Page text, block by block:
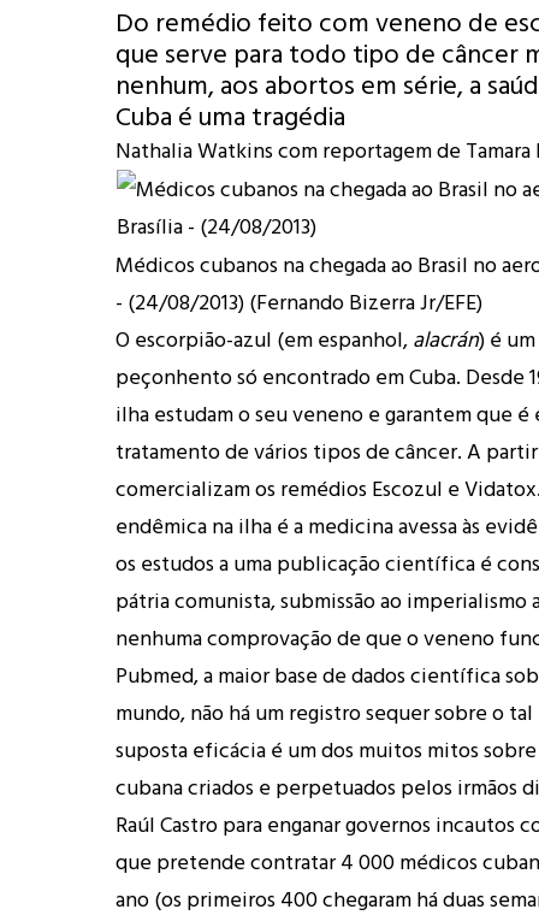
Do remédio feito com veneno de
que serve para todo tipo de câncer
nenhum, aos abortos em série, a
Cuba é uma tragédia
Nathalia Watkins com reportagem de Tamara
Médicos cubanos na chegada ao Brasil no
- (24/08/2013)(Fernando Bizerra Jr/EFE)
O escorpião-azul (em espanhol,alacrán) é
peçonhento só encontrado em Cuba. Desde
ilha estudam o seu veneno e garantem que
tratamento de vários tipos de câncer. A
comercializam os remédios Escozul e
endêmica na ilha é a medicina avessa às
os estudos a uma publicação científica é
pátria comunista, submissão ao imperialismo
nenhuma comprovação de que o veneno
Pubmed, a maior base de dados científica
mundo, não há um registro sequer sobre o
suposta eficácia é um dos muitos mitos
cubana criados e perpetuados pelos irmãos
Raúl Castro para enganar governos incautos
que pretende contratar 4 000 médicos
ano (os primeiros 400 chegaram há duas